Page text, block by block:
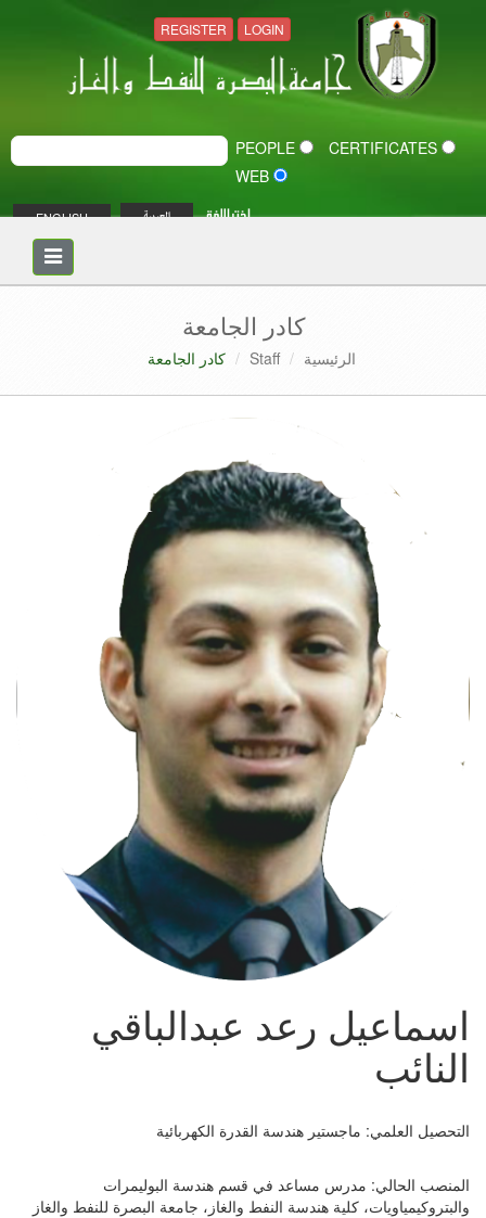
LOGIN
REGISTER
اختر اللغة العربية ENGLISH
Toggle
navigation
كادر الجامعة
الرئيسية Staff كادر الجامعة
اسماعيل رعد عبدالباقي
النائب
التحصيل العلمي: ماجستير هندسة القدرة الكهربائية
المنصب الحالي: مدرس مساعد في قسم هندسة البوليمرات
والبتروكيمياويات، كلية هندسة النفط والغاز، جامعة البصرة للنفط والغاز